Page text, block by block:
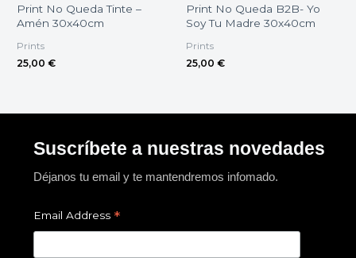
Print No Queda Tinte –
Amén 30x40cm
Prints
25,00 €
Print No Queda B2B- Yo
Soy Tu Madre 30x40cm
Prints
25,00 €
Suscríbete a nuestras novedades
Déjanos tu email y te mantendremos infomado.
Email Address *